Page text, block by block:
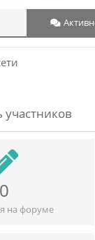
участников
0
на форуме